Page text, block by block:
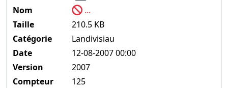
Nom
...
Taille
210.5 KB
Catégorie
Landivisiau
Date
12-08-2007 00:00
Version
2007
Compteur
125